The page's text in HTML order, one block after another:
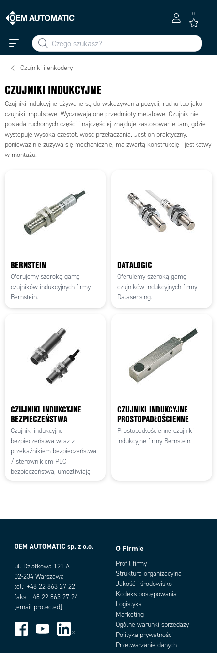
0
Czujniki i enkodery
CZUJNIKI INDUKCYJNE
Czujniki indukcyjne używane są do wskazywania pozycji, ruchu lub jako
czujniki impulsowe. Wyczuwają one przedmioty metalowe. Czujnik nie
posiada ruchomych części i najczęściej znajduje zastosowanie tam, gdzie
występuje wysoka częstotliwość przełączania. Jest on praktyczny,
ponieważ nie zużywa się mechanicznie, ma zwartą konstrukcję i jest łatwy
w montażu.
BERNSTEIN
Oferujemy szeroką gamę
czujników indukcyjnych firmy
Bernstein.
DATALOGIC
Oferujemy szeroką gamę
czujników indukcyjnych firmy
Datasensing.
CZUJNIKI INDUKCYJNE
BEZPIECZEŃSTWA
Czujniki indukcyjne
bezpieczeństwa wraz z
przekaźnikiem bezpieczeństwa
/ sterownikiem PLC
bezpieczeństwa, umożliwiają
osiągnięcie poziomu do PLd i
CZUJNIKI INDUKCYJNE
PROSTOPADŁOŚCIENNE
Prostopadłościenne czujniki
indukcyjne firmy Bernstein.
OEM AUTOMATIC sp. z o.o.
ul. Działkowa 121 A
02-234 Warszawa
tel.: +48 22 863 27 22
faks: +48 22 863 27 24
[email protected]
O Firmie
Profil firmy
Struktura organizacyjna
Jakość i środowisko
Kodeks postępowania
Logistyka
Marketing
Ogólne warunki sprzedaży
Polityka prywatności
Przetwarzanie danych